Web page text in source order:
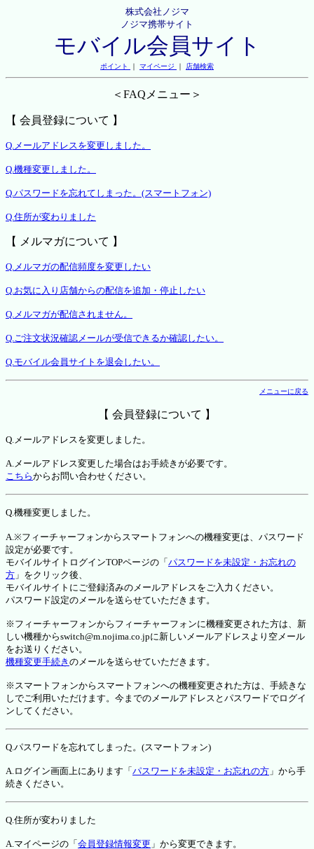
株式会社ノジマ
ノジマ携帯サイト
モバイル会員サイト
ポイント ｜ マイページ ｜ 店舗検索
＜FAQメニュー＞
【 会員登録について 】
Q.メールアドレスを変更しました。
Q.機種変更しました。
Q.パスワードを忘れてしまった。(スマートフォン)
Q.住所が変わりました
【 メルマガについて 】
Q.メルマガの配信頻度を変更したい
Q.お気に入り店舗からの配信を追加・停止したい
Q.メルマガが配信されません。
Q.ご注文状況確認メールが受信できるか確認したい。
Q.モバイル会員サイトを退会したい。
メニューに戻る
【 会員登録について 】
Q.メールアドレスを変更しました。
A.メールアドレス変更した場合はお手続きが必要です。
こちらからお問い合わせください。
Q.機種変更しました。
A.※フィーチャーフォンからスマートフォンへの機種変更は、パスワード
設定が必要です。
モバイルサイトログインTOPページの「 パスワードを未設定・お忘れの
方 」をクリック後、
モバイルサイトにご登録済みのメールアドレスをご入力ください。
パスワード設定のメールを送らせていただきます。
※フィーチャーフォンからフィーチャーフォンに機種変更された方は、新
しい機種からswitch@m.nojima.co.jpに新しいメールアドレスより空メール
をお送りください。
機種変更手続き のメールを送らせていただきます。
※スマートフォンからスマートフォンへの機種変更された方は、手続きな
しでご利用いただけます。今までのメールアドレスとパスワードでログイ
ンしてください。
Q.パスワードを忘れてしまった。(スマートフォン)
A.ログイン画面上にあります「 パスワードを未設定・お忘れの方 」から手
続きください。
Q.住所が変わりました
A.マイページの「 会員登録情報変更 」から変更できます。